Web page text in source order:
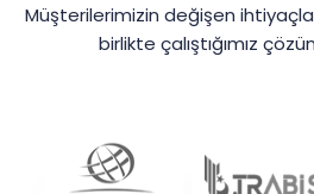
Müşterilerimizin değişen
birlikte çalıştığımız